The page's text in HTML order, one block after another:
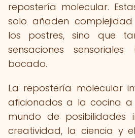
repostería molecular.
solo añaden
los postres, sino que
sensaciones
bocado.
La repostería molecular
aficionados a la cocina
mundo de posibilidades
creatividad, la ciencia y